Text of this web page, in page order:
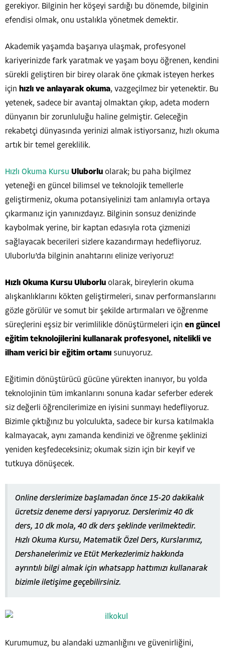
gerekiyor. Bilginin her köşeyi sardığı bu dönemde, bilginin
efendisi olmak, onu ustalıkla yönetmek demektir.
Akademik yaşamda başarıya ulaşmak, profesyonel
kariyerinizde fark yaratmak ve yaşam boyu öğrenen, kendini
sürekli geliştiren bir birey olarak öne çıkmak isteyen herkes
için hızlı ve anlayarak okuma, vazgeçilmez bir yetenektir. Bu
yetenek, sadece bir avantaj olmaktan çıkıp, adeta modern
dünyanın bir zorunluluğu haline gelmiştir. Geleceğin
rekabetçi dünyasında yerinizi almak istiyorsanız, hızlı okuma
artık bir temel gereklilik.
Hızlı Okuma Kursu Uluborlu olarak; bu paha biçilmez
yeteneği en güncel bilimsel ve teknolojik temellerle
geliştirmeniz, okuma potansiyelinizi tam anlamıyla ortaya
çıkarmanız için yanınızdayız. Bilginin sonsuz denizinde
kaybolmak yerine, bir kaptan edasıyla rota çizmenizi
sağlayacak becerileri sizlere kazandırmayı hedefliyoruz.
Uluborlu’da bilginin anahtarını elinize veriyoruz!
Hızlı Okuma Kursu Uluborlu olarak, bireylerin okuma
alışkanlıklarını kökten geliştirmeleri, sınav performanslarını
gözle görülür ve somut bir şekilde artırmaları ve öğrenme
süreçlerini eşsiz bir verimlilikle dönüştürmeleri için en güncel
eğitim teknolojilerini kullanarak profesyonel, nitelikli ve
ilham verici bir eğitim ortamı sunuyoruz.
Eğitimin dönüştürücü gücüne yürekten inanıyor, bu yolda
teknolojinin tüm imkanlarını sonuna kadar seferber ederek
siz değerli öğrencilerimize en iyisini sunmayı hedefliyoruz.
Bizimle çıktığınız bu yolculukta, sadece bir kursa katılmakla
kalmayacak, aynı zamanda kendinizi ve öğrenme şeklinizi
yeniden keşfedeceksiniz; okumak sizin için bir keyif ve
tutkuya dönüşecek.
Online derslerimize başlamadan önce 15-20 dakikalık
ücretsiz deneme dersi yapıyoruz. Derslerimiz 40 dk
ders, 10 dk mola, 40 dk ders şeklinde verilmektedir.
Hızlı Okuma Kursu, Matematik Özel Ders, Kurslarımız,
Dershanelerimiz ve Etüt Merkezlerimiz hakkında
ayrıntılı bilgi almak için whatsapp hattımızı kullanarak
bizimle iletişime geçebilirsiniz.
Kurumumuz, bu alandaki uzmanlığını ve güvenirliğini,